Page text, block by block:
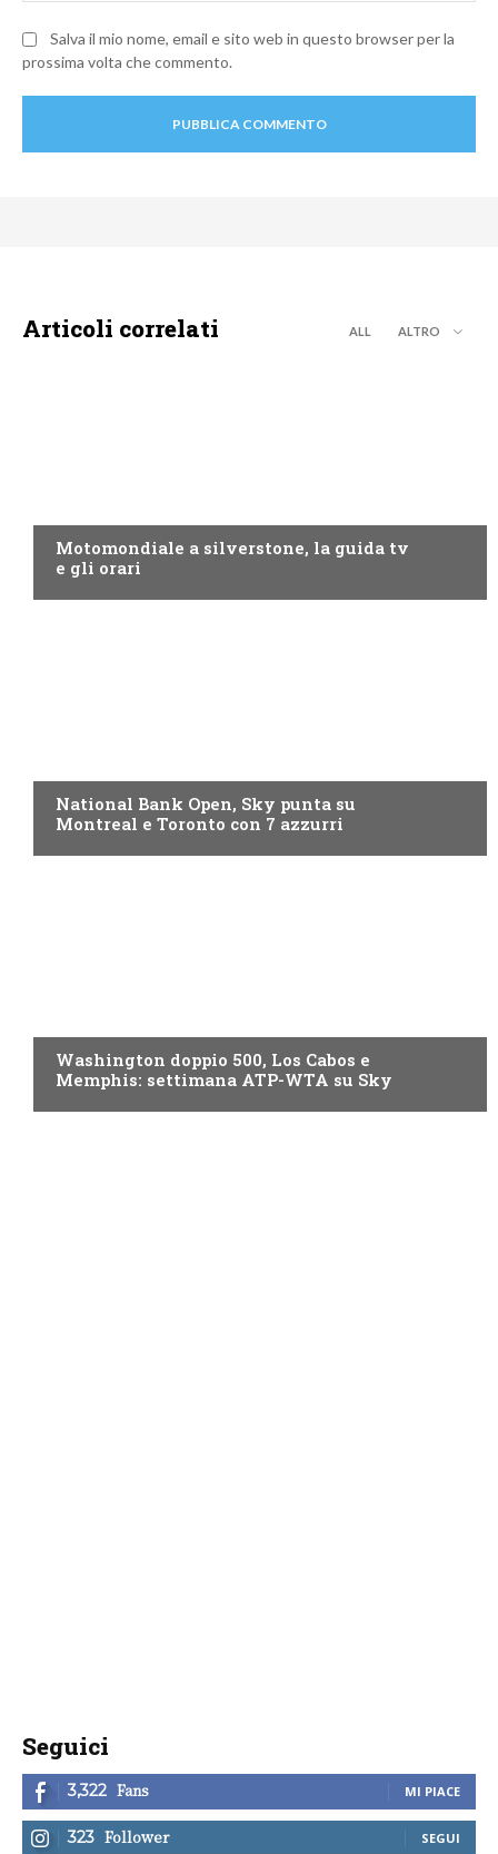
Salva il mio nome, email e sito web in questo browser per la
prossima volta che commento.
Articoli correlati ALL ALTRO
Motomondiale a silverstone, la guida tv
e gli orari
National Bank Open, Sky punta su
Montreal e Toronto con 7 azzurri
Washington doppio 500, Los Cabos e
Memphis: settimana ATP-WTA su Sky
Seguici
3,322 Fans MI PIACE
323 Follower SEGUI